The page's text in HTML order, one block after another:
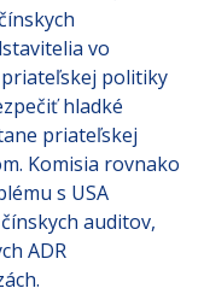
vo
politiky
hladké
priateľskej
Komisia rovnako
s USA
auditov,
ADR